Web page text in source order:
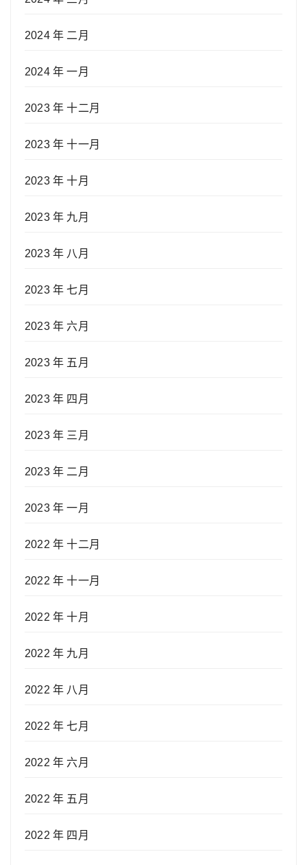
2024 年 二月
2024 年 一月
2023 年 十二月
2023 年 十一月
2023 年 十月
2023 年 九月
2023 年 八月
2023 年 七月
2023 年 六月
2023 年 五月
2023 年 四月
2023 年 三月
2023 年 二月
2023 年 一月
2022 年 十二月
2022 年 十一月
2022 年 十月
2022 年 九月
2022 年 八月
2022 年 七月
2022 年 六月
2022 年 五月
2022 年 四月